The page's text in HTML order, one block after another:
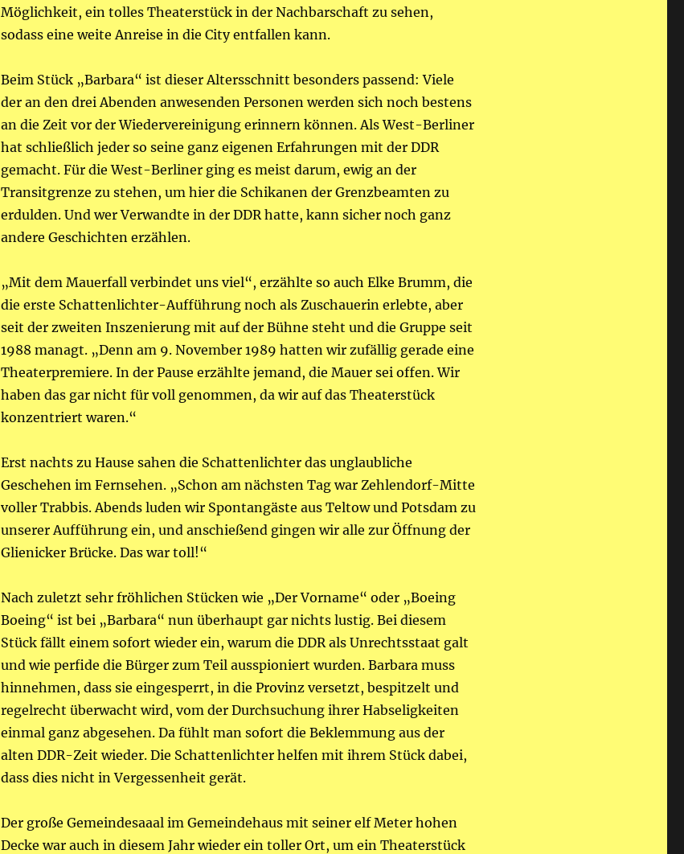
Möglichkeit, ein tolles Theaterstück in der Nachbarschaft zu sehen,
sodass eine weite Anreise in die City entfallen kann.
Beim Stück „Barbara“ ist dieser Altersschnitt besonders passend: Viele
der an den drei Abenden anwesenden Personen werden sich noch bestens
an die Zeit vor der Wiedervereinigung erinnern können. Als West-Berliner
hat schließlich jeder so seine ganz eigenen Erfahrungen mit der DDR
gemacht. Für die West-Berliner ging es meist darum, ewig an der
Transitgrenze zu stehen, um hier die Schikanen der Grenzbeamten zu
erdulden. Und wer Verwandte in der DDR hatte, kann sicher noch ganz
andere Geschichten erzählen.
„Mit dem Mauerfall verbindet uns viel“, erzählte so auch Elke Brumm, die
die erste Schattenlichter-Aufführung noch als Zuschauerin erlebte, aber
seit der zweiten Inszenierung mit auf der Bühne steht und die Gruppe seit
1988 managt. „Denn am 9. November 1989 hatten wir zufällig gerade eine
Theaterpremiere. In der Pause erzählte jemand, die Mauer sei offen. Wir
haben das gar nicht für voll genommen, da wir auf das Theaterstück
konzentriert waren.“
Erst nachts zu Hause sahen die Schattenlichter das unglaubliche
Geschehen im Fernsehen. „Schon am nächsten Tag war Zehlendorf-Mitte
voller Trabbis. Abends luden wir Spontangäste aus Teltow und Potsdam zu
unserer Aufführung ein, und anschießend gingen wir alle zur Öffnung der
Glienicker Brücke. Das war toll!“
Nach zuletzt sehr fröhlichen Stücken wie „Der Vorname“ oder „Boeing
Boeing“ ist bei „Barbara“ nun überhaupt gar nichts lustig. Bei diesem
Stück fällt einem sofort wieder ein, warum die DDR als Unrechtsstaat galt
und wie perfide die Bürger zum Teil ausspioniert wurden. Barbara muss
hinnehmen, dass sie eingesperrt, in die Provinz versetzt, bespitzelt und
regelrecht überwacht wird, vom der Durchsuchung ihrer Habseligkeiten
einmal ganz abgesehen. Da fühlt man sofort die Beklemmung aus der
alten DDR-Zeit wieder. Die Schattenlichter helfen mit ihrem Stück dabei,
dass dies nicht in Vergessenheit gerät.
Der große Gemeindesaaal im Gemeindehaus mit seiner elf Meter hohen
Decke war auch in diesem Jahr wieder ein toller Ort, um ein Theaterstück